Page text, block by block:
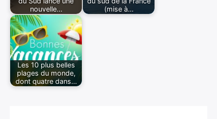
nouvelle…
(mise à…
Les 10 plus belles
plages du monde,
dont quatre dans…